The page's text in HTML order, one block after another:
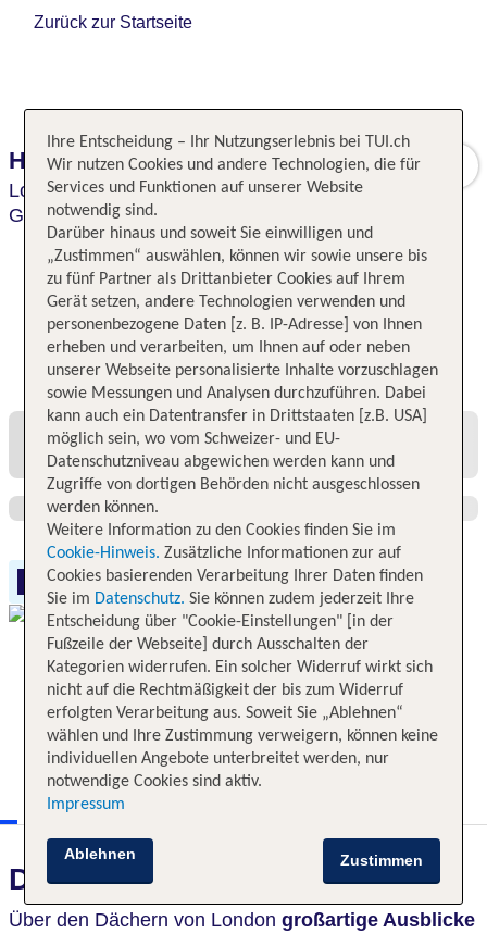
Zurück zur Startseite
H10 London Waterloo
London,GreaterLondon/South East England,
Großbritannien
Alle Angebote und Preise
Free WLAN
Das erwartet Sie
Über den Dächern von London großartige Ausblicke
Ihre Entscheidung – Ihr Nutzungserlebnis bei TUI.ch
Wir nutzen Cookies und andere Technologien, die für
Services und Funktionen auf unserer Website
notwendig sind.
Darüber hinaus und soweit Sie einwilligen und
„Zustimmen“ auswählen, können wir sowie unsere bis
zu fünf Partner als Drittanbieter Cookies auf Ihrem
Gerät setzen, andere Technologien verwenden und
personenbezogene Daten [z. B. IP-Adresse] von Ihnen
erheben und verarbeiten, um Ihnen auf oder neben
unserer Webseite personalisierte Inhalte vorzuschlagen
sowie Messungen und Analysen durchzuführen. Dabei
kann auch ein Datentransfer in Drittstaaten [z.B. USA]
möglich sein, wo vom Schweizer- und EU-
Datenschutzniveau abgewichen werden kann und
Zugriffe von dortigen Behörden nicht ausgeschlossen
werden können.
Weitere Information zu den Cookies finden Sie im
Cookie-Hinweis. Zusätzliche Informationen zur auf
Cookies basierenden Verarbeitung Ihrer Daten finden
Sie im Datenschutz. Sie können zudem jederzeit Ihre
Entscheidung über "Cookie-Einstellungen" [in der
Fußzeile der Webseite] durch Ausschalten der
Kategorien widerrufen. Ein solcher Widerruf wirkt sich
nicht auf die Rechtmäßigkeit der bis zum Widerruf
erfolgten Verarbeitung aus. Soweit Sie „Ablehnen“
wählen und Ihre Zustimmung verweigern, können keine
individuellen Angebote unterbreitet werden, nur
notwendige Cookies sind aktiv.
Impressum
Zustimmen
Ablehnen